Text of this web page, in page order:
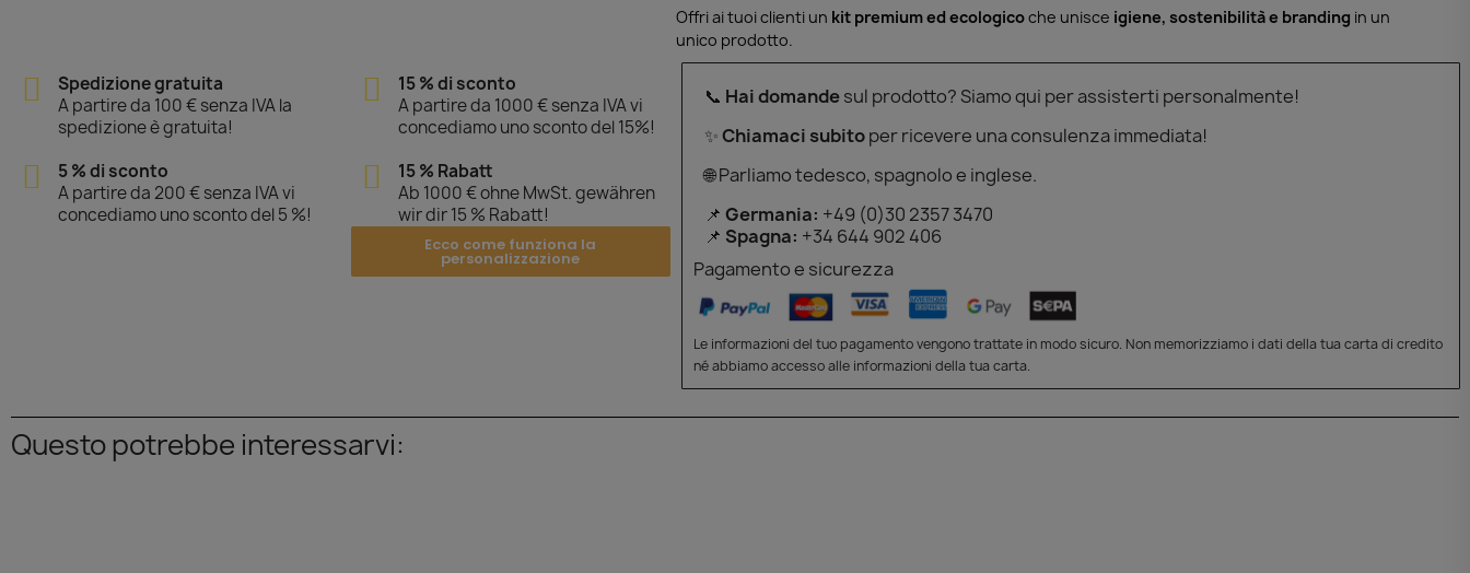
Offri ai tuoi clienti un kit premium ed ecologicoche unisce igiene, sostenibilità e branding in un
unico prodotto.
Spedizione gratuita
A partire da 100 € senza IVA la
spedizione è gratuita!
5 % di sconto
A partire da 200 € senza IVA vi
concediamo uno sconto del 5 %!
15 % di sconto
A partire da 1000 € senza IVA vi
concediamo uno sconto del 15%!
15 % Rabatt
Ab 1000 € ohne MwSt. gewähren
wir dir 15 % Rabatt!
Ecco come funziona la
personalizzazione
📞 Hai domandesul prodotto? Siamo qui per assisterti personalmente!
✨Chiamaci subitoper ricevere una consulenza immediata!
🌐 Parliamo tedesco, spagnolo e inglese.
📌 Germania: +49 (0)30 2357 3470
📌 Spagna: +34 644 902 406
Pagamento e sicurezza
Le informazioni del tuo pagamento vengono trattate in modo sicuro. Non memorizziamo i dati della tua carta di credito
né abbiamo accesso alle informazioni della tua carta.
Questo potrebbe interessarvi: